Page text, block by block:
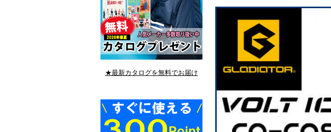
★最新カタログを無料でお届け